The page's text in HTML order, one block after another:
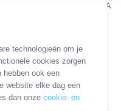
technologieën om je
cookies zorgen
hebben ook een
website elke dag een
dan onzecookie- en
USB-A
SORTEER OP